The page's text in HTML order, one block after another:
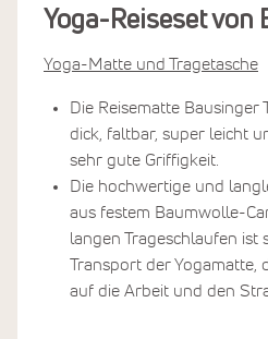
Yoga-Reiseset von
Yoga-Matte und Tragetasche
Die Reisematte Bausinger
dick, faltbar, super leicht
sehr gute Griffigkeit.
Die hochwertige und
aus festem Baumwolle-
langen Trageschlaufen ist
Transport der Yogamatte,
auf die Arbeit und den